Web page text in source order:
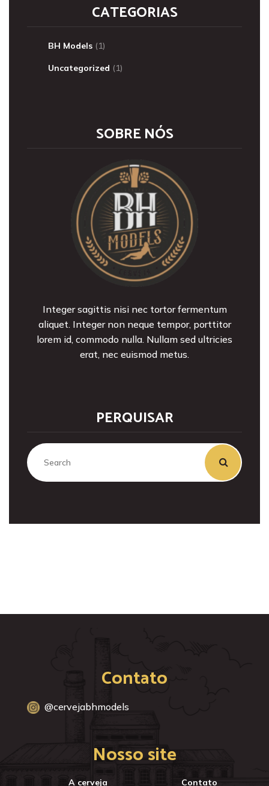
CATEGORIAS
BH Models (1)
Uncategorized (1)
SOBRE NÓS
Integer sagittis nisi nec tortor fermentum
aliquet. Integer non neque tempor, porttitor
lorem id, commodo nulla. Nullam sed ultricies
erat, nec euismod metus.
PERQUISAR
Contato
@cervejabhmodels
Nosso site
A cerveja Contato